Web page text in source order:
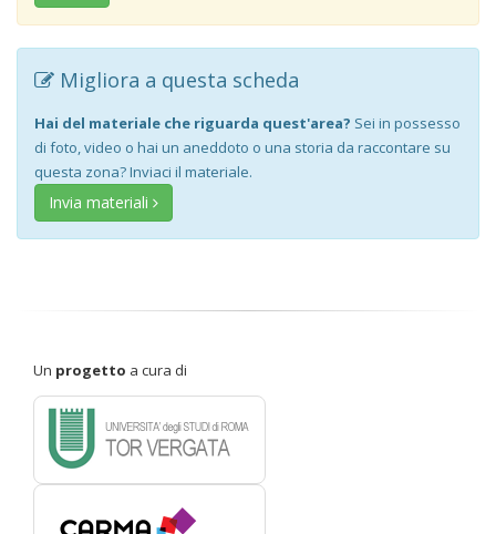
Migliora a questa scheda
Hai del materiale che riguarda quest'area? Sei in possesso
di foto, video o hai un aneddoto o una storia da raccontare su
questa zona? Inviaci il materiale.
Invia materiali
Un progetto a cura di